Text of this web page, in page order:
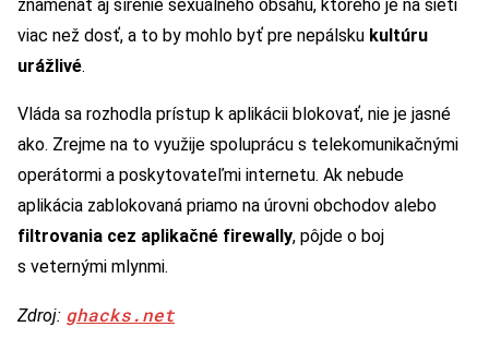
znamenať aj šírenie sexuálneho obsahu, ktorého je na sieti
viac než dosť, a to by mohlo byť pre nepálsku kultúru
urážlivé.
Vláda sa rozhodla prístup k aplikácii blokovať, nie je jasné
ako. Zrejme na to využije spoluprácu s telekomunikačnými
operátormi a poskytovateľmi internetu. Ak nebude
aplikácia zablokovaná priamo na úrovni obchodov alebo
filtrovania cez aplikačné firewally, pôjde o boj
s veternými mlynmi.
Zdroj: ghacks.net